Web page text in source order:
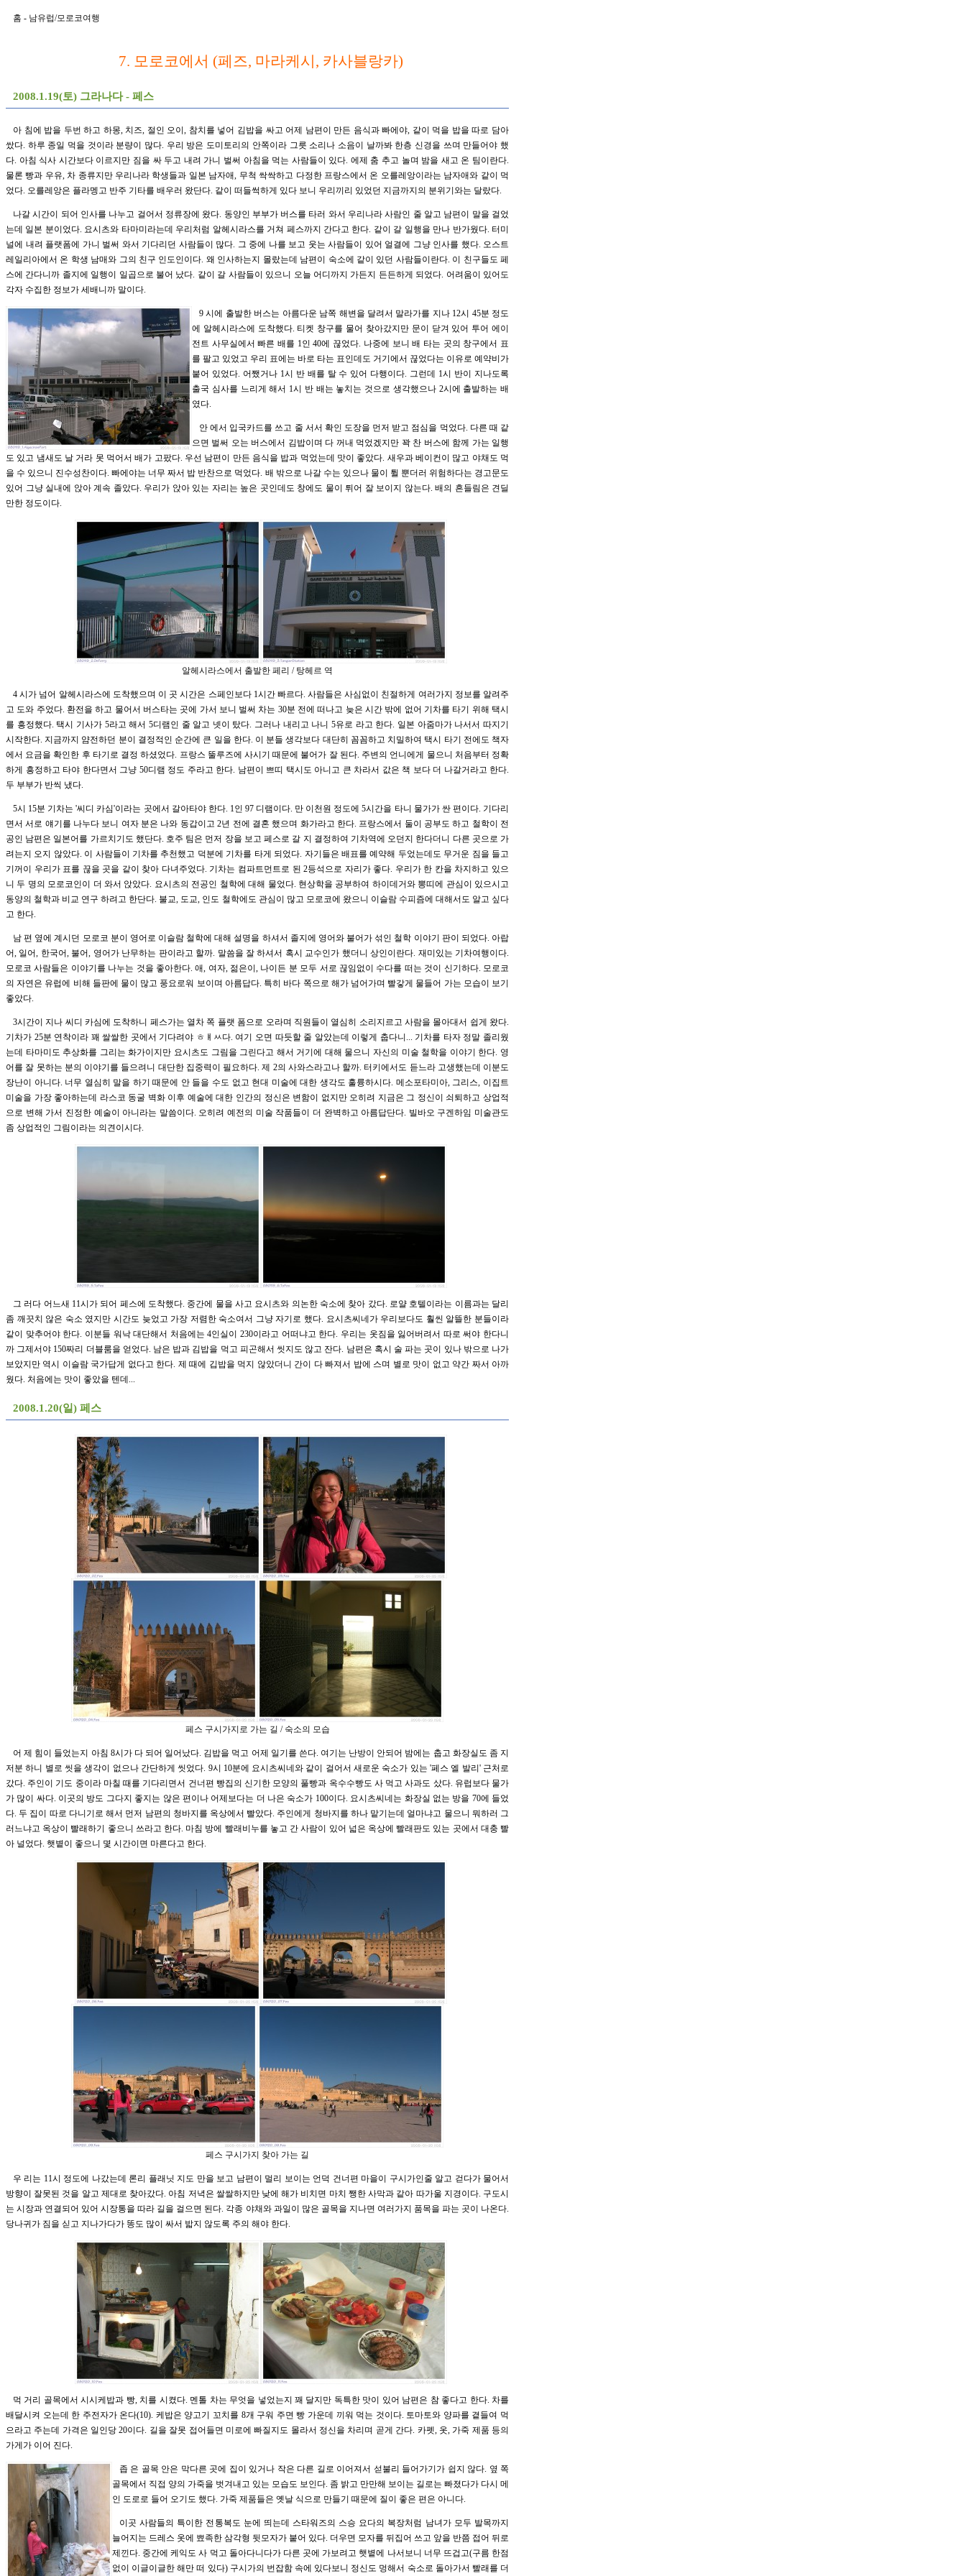
홈 - 남유럽/모로코여행
7. 모로코에서 (페즈, 마라케시, 카사블랑카)
2008.1.19(토) 그라나다 - 페스
아 침에 밥을 두번 하고 하몽, 치즈, 절인 오이, 참치를 넣어 김밥을 싸고 어제 남편이 만든 음식과 빠에야, 같이 먹을 밥을 따로 담아
쌌다. 하루 종일 먹을 것이라 분량이 많다. 우리 방은 도미토리의 안쪽이라 그릇 소리나 소음이 날까봐 한층 신경을 쓰며 만들어야 했
다. 아침 식사 시간보다 이르지만 짐을 싸 두고 내려 가니 벌써 아침을 먹는 사람들이 있다. 에제 춤 추고 놀며 밤을 새고 온 팀이란다.
물론 빵과 우유, 차 종류지만 우리나라 학생들과 일본 남자애, 무척 싹싹하고 다정한 프랑스에서 온 오를레앙이라는 남자애와 같이 먹
었다. 오를레앙은 플라멩고 반주 기타를 배우러 왔단다. 같이 떠들썩하게 있다 보니 우리끼리 있었던 지금까지의 분위기와는 달랐다.
나갈 시간이 되어 인사를 나누고 걸어서 정류장에 왔다. 동양인 부부가 버스를 타러 와서 우리나라 사람인 줄 알고 남편이 말을 걸었
는데 일본 분이었다. 요시츠와 타마미라는데 우리처럼 알헤시라스를 거쳐 페스까지 간다고 한다. 같이 갈 일행을 만나 반가웠다. 터미
널에 내려 플랫폼에 가니 벌써 와서 기다리던 사람들이 많다. 그 중에 나를 보고 웃는 사람들이 있어 얼결에 그냥 인사를 했다. 오스트
레일리아에서 온 학생 남매와 그의 친구 인도인이다. 왜 인사하는지 몰랐는데 남편이 숙소에 같이 있던 사람들이란다. 이 친구들도 페
스에 간다니까 졸지에 일행이 일곱으로 불어 났다. 같이 갈 사람들이 있으니 오늘 어디까지 가든지 든든하게 되었다. 어려움이 있어도
각자 수집한 정보가 세배니까 말이다.
9 시에 출발한 버스는 아름다운 남쪽 해변을 달려서 말라가를 지나 12시 45분 정도
에 알헤시라스에 도착했다. 티켓 창구를 물어 찾아갔지만 문이 닫겨 있어 투어 에이
전트 사무실에서 빠른 배를 1인 40에 끊었다. 나중에 보니 배 타는 곳의 창구에서 표
를 팔고 있었고 우리 표에는 바로 타는 표인데도 거기에서 끊었다는 이유로 예약비가
붙어 있었다. 어쨌거나 1시 반 배를 탈 수 있어 다행이다. 그런데 1시 반이 지나도록
출국 심사를 느리게 해서 1시 반 배는 놓치는 것으로 생각했으나 2시에 출발하는 배
였다.
안 에서 입국카드를 쓰고 줄 서서 확인 도장을 먼저 받고 점심을 먹었다. 다른 때 같
으면 벌써 오는 버스에서 김밥이며 다 꺼내 먹었겠지만 꽉 찬 버스에 함께 가는 일행
도 있고 냄새도 날 거라 못 먹어서 배가 고팠다. 우선 남편이 만든 음식을 밥과 먹었는데 맛이 좋았다. 새우과 베이컨이 많고 야채도 먹
을 수 있으니 진수성찬이다. 빠에야는 너무 짜서 밥 반찬으로 먹었다. 배 밖으로 나갈 수는 있으나 물이 튈 뿐더러 위험하다는 경고문도
있어 그냥 실내에 앉아 계속 졸았다. 우리가 앉아 있는 자리는 높은 곳인데도 창에도 물이 튀어 잘 보이지 않는다. 배의 흔들림은 견딜
만한 정도이다.
알헤시라스에서 출발한 페리 / 탕헤르 역
4 시가 넘어 알헤시라스에 도착했으며 이 곳 시간은 스페인보다 1시간 빠르다. 사람들은 사심없이 친절하게 여러가지 정보를 알려주
고 도와 주었다. 환전을 하고 물어서 버스타는 곳에 가서 보니 벌써 차는 30분 전에 떠나고 늦은 시간 밖에 없어 기차를 타기 위해 택시
를 흥정했다. 택시 기사가 5라고 해서 5디램인 줄 알고 넷이 탔다. 그러나 내리고 나니 5유로 라고 한다. 일본 아줌마가 나서서 따지기
시작한다. 지금까지 얌전하던 분이 결정적인 순간에 큰 일을 한다. 이 분들 생각보다 대단히 꼼꼼하고 치밀하여 택시 타기 전에도 책자
에서 요금을 확인한 후 타기로 결정 하셨었다. 프랑스 뚤루즈에 사시기 때문에 불어가 잘 된다. 주변의 언니에게 물으니 처음부터 정확
하게 흥정하고 타야 한다면서 그냥 50디램 정도 주라고 한다. 남편이 쁘띠 택시도 아니고 큰 차라서 값은 책 보다 더 나갈거라고 한다.
두 부부가 반씩 냈다.
5시 15분 기차는 '씨디 카심'이라는 곳에서 갈아타야 한다. 1인 97 디램이다. 만 이천원 정도에 5시간을 타니 물가가 싼 편이다. 기다리
면서 서로 얘기를 나누다 보니 여자 분은 나와 동갑이고 2년 전에 결혼 했으며 화가라고 한다. 프랑스에서 둘이 공부도 하고 철학이 전
공인 남편은 일본어를 가르치기도 했단다. 호주 팀은 먼저 장을 보고 페스로 갈 지 결정하여 기차역에 오던지 한다더니 다른 곳으로 가
려는지 오지 않았다. 이 사람들이 기차를 추천했고 덕분에 기차를 타게 되었다. 자기들은 배표를 예약해 두었는데도 무거운 짐을 들고
기꺼이 우리가 표를 끊을 곳을 같이 찾아 다녀주었다. 기차는 컴파트먼트로 된 2등석으로 자리가 좋다. 우리가 한 칸을 차지하고 있으
니 두 명의 모로코인이 더 와서 앉았다. 요시츠의 전공인 철학에 대해 물었다. 현상학을 공부하여 하이데거와 뽕띠에 관심이 있으시고
동양의 철학과 비교 연구 하려고 한단다. 불교, 도교, 인도 철학에도 관심이 많고 모로코에 왔으니 이슬람 수피즘에 대해서도 알고 싶다
고 한다.
남 편 옆에 계시던 모로코 분이 영어로 이슬람 철학에 대해 설명을 하셔서 졸지에 영어와 불어가 섞인 철학 이야기 판이 되었다. 아랍
어, 일어, 한국어, 불어, 영어가 난무하는 판이라고 할까. 말씀을 잘 하셔서 혹시 교수인가 했더니 상인이란다. 재미있는 기차여행이다.
모로코 사람들은 이야기를 나누는 것을 좋아한다. 애, 여자, 젊은이, 나이든 분 모두 서로 끊임없이 수다를 떠는 것이 신기하다. 모로코
의 자연은 유럽에 비해 들판에 물이 많고 풍요로워 보이며 아름답다. 특히 바다 쪽으로 해가 넘어가며 빨갛게 물들어 가는 모습이 보기
좋았다.
3시간이 지나 씨디 카심에 도착하니 페스가는 열차 쪽 플랫 폼으로 오라며 직원들이 열심히 소리지르고 사람을 몰아대서 쉽게 왔다.
기차가 25분 연착이라 꽤 쌀쌀한 곳에서 기다려야 ㅤㅎㅒㅆ다. 여기 오면 따듯할 줄 알았는데 이렇게 춥다니... 기차를 타자 정말 졸리웠
는데 타마미도 추상화를 그리는 화가이지만 요시츠도 그림을 그린다고 해서 거기에 대해 물으니 자신의 미술 철학을 이야기 한다. 영
어를 잘 못하는 분의 이야기를 들으려니 대단한 집중력이 필요하다. 제 2의 사와스라고나 할까. 터키에서도 듣느라 고생했는데 이분도
장난이 아니다. 너무 열심히 말을 하기 때문에 안 들을 수도 없고 현대 미술에 대한 생각도 훌륭하시다. 메소포타미아, 그리스, 이집트
미술을 가장 좋아하는데 라스코 동굴 벽화 이후 예술에 대한 인간의 정신은 변함이 없지만 오히려 지금은 그 정신이 쇠퇴하고 상업적
으로 변해 가서 진정한 예술이 아니라는 말씀이다. 오히려 예전의 미술 작품들이 더 완벽하고 아름답단다. 빌바오 구겐하임 미술관도
좀 상업적인 그림이라는 의견이시다.
그 러다 어느새 11시가 되어 페스에 도착했다. 중간에 물을 사고 요시츠와 의논한 숙소에 찾아 갔다. 로얄 호텔이라는 이름과는 달리
좀 깨끗치 않은 숙소 였지만 시간도 늦었고 가장 저렴한 숙소여서 그냥 자기로 했다. 요시츠씨네가 우리보다도 훨씬 알뜰한 분들이라
같이 맞추어야 한다. 이분들 워낙 대단해서 처음에는 4인실이 230이라고 어떠냐고 한다. 우리는 옷짐을 잃어버려서 따로 써야 한다니
까 그제서야 150짜리 더블룸을 얻었다. 남은 밥과 김밥을 먹고 피곤해서 씻지도 않고 잔다. 남편은 혹시 술 파는 곳이 있나 밖으로 나가
보았지만 역시 이슬람 국가답게 없다고 한다. 제 때에 깁밥을 먹지 않았더니 간이 다 빠져서 밥에 스며 별로 맛이 없고 약간 짜서 아까
웠다. 처음에는 맛이 좋았을 텐데...
2008.1.20(일) 페스
페스 구시가지로 가는 길 / 숙소의 모습
어 제 힘이 들었는지 아침 8시가 다 되어 일어났다. 김밥을 먹고 어제 일기를 쓴다. 여기는 난방이 안되어 밤에는 춥고 화장실도 좀 지
저분 하니 별로 씻을 생각이 없으나 간단하게 씻었다. 9시 10분에 요시츠씨네와 같이 걸어서 새로운 숙소가 있는 '페스 엘 발리' 근처로
갔다. 주인이 기도 중이라 마칠 때를 기다리면서 건너편 빵집의 신기한 모양의 풀빵과 옥수수빵도 사 먹고 사과도 샀다. 유럽보다 물가
가 많이 싸다. 이곳의 방도 그다지 좋지는 않은 편이나 어제보다는 더 나은 숙소가 100이다. 요시츠씨네는 화장실 없는 방을 70에 들었
다. 두 집이 따로 다니기로 해서 먼저 남편의 청바지를 옥상에서 빨았다. 주인에게 청바지를 하나 맡기는데 얼마냐고 물으니 뭐하러 그
러느냐고 옥상이 빨래하기 좋으니 쓰라고 한다. 마침 방에 빨래비누를 놓고 간 사람이 있어 넓은 옥상에 빨래판도 있는 곳에서 대충 빨
아 널었다. 햇볕이 좋으니 몇 시간이면 마른다고 한다.
페스 구시가지 찾아 가는 길
우 리는 11시 정도에 나갔는데 론리 플래닛 지도 만을 보고 남편이 멀리 보이는 언덕 건너편 마을이 구시가인줄 알고 걷다가 물어서
방향이 잘못된 것을 알고 제대로 찾아갔다. 아침 저녁은 쌀쌀하지만 낮에 해가 비치면 마치 쨍한 사막과 같아 따가울 지경이다. 구도시
는 시장과 연결되어 있어 시장통을 따라 길을 걸으면 된다. 각종 야채와 과일이 많은 골목을 지나면 여러가지 품목을 파는 곳이 나온다.
당나귀가 짐을 싣고 지나가다가 똥도 많이 싸서 밟지 않도록 주의 해야 한다.
먹 거리 골목에서 시시케밥과 빵, 치를 시켰다. 멘톨 차는 무엇을 넣었는지 꽤 달지만 독특한 맛이 있어 남편은 참 좋다고 한다. 차를
배달시켜 오는데 한 주전자가 온다(10). 케밥은 양고기 꼬치를 8개 구워 주면 빵 가운데 끼워 먹는 것이다. 토마토와 양파를 곁들여 먹
으라고 주는데 가격은 일인당 20이다. 길을 잘못 접어들면 미로에 빠질지도 몰라서 정신을 차리며 곧게 간다. 카펫, 옷, 가죽 제품 등의
가게가 이어 진다.
좁 은 골목 안은 막다른 곳에 집이 있거나 작은 다른 길로 이어져서 섣불리 들어가기가 쉽지 않다. 옆 쪽
골목에서 직접 양의 가죽을 벗겨내고 있는 모습도 보인다. 좀 밝고 만만해 보이는 길로는 빠졌다가 다시 메
인 도로로 들어 오기도 했다. 가죽 제품들은 옛날 식으로 만들기 때문에 질이 좋은 편은 아니다.
이곳 사람들의 특이한 전통복도 눈에 띄는데 스타워즈의 스승 요다의 복장처럼 남녀가 모두 발목까지
늘어지는 드레스 옷에 뾰족한 삼각형 뒷모자가 붙어 있다. 더우면 모자를 뒤집어 쓰고 앞을 반쯤 접어 뒤로
제낀다. 중간에 케익도 사 먹고 돌아다니다가 다른 곳에 가보려고 햇볕에 나서보니 너무 뜨겁고(구름 한점
없이 이글이글한 해만 떠 있다) 구시가의 번잡함 속에 있다보니 정신도 멍해서 숙소로 돌아가서 빨래를 더